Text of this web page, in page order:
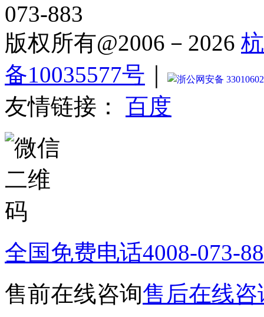
073-883
版权所有@2006－2026
备10035577号
浙公网安备
友情链接： 百度
全国免费电话4008-073-
售前在线咨询售后在线咨